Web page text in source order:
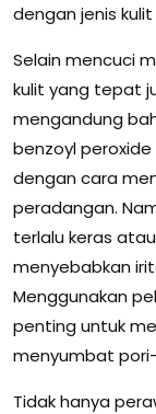
dengan jenis
Selain mencuci
kulit yang tepat
mengandung
benzoyl
dengan cara
peradangan.
terlalu keras
menyebabkan
Menggunakan
penting untuk
menyumbat
Tidak hanya